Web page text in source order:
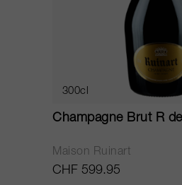
300cl
Champagne Brut R
Maison Ruinart
CHF 599.95